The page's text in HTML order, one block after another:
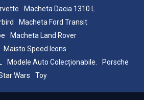
Macheta Dacia 1310 L
Macheta Ford Transit
Macheta Land Rover
Maisto Speed Icons
Modele Auto Colecționabile.
Porsche
Wars Toy